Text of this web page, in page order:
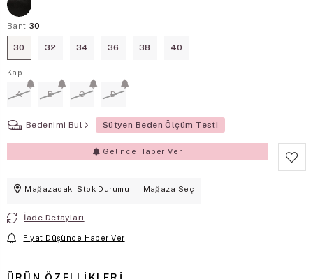
Bant 30
30 32 34 36 38 40
Kap
A B C D
Bedenimi Bul Sütyen Beden Ölçüm Testi
Gelince Haber Ver
Mağazadaki Stok Durumu Mağaza Seç
İade Detayları
Fiyat Düşünce Haber Ver